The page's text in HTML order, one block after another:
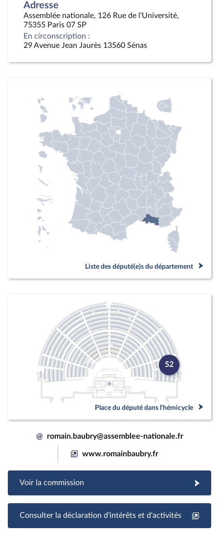
Adresse
Assemblée nationale, 126 Rue de l'Université,
75355 Paris 07 SP
En circonscription :
29 Avenue Jean Jaurès 13560 Sénas
Liste des député(e)s du département
52
Place du député dans l'hémicycle
@ romain.baubry@assemblee-nationale.fr
www.romainbaubry.fr
Voir la commission
Consulter la déclaration d'intérêts et d'activités